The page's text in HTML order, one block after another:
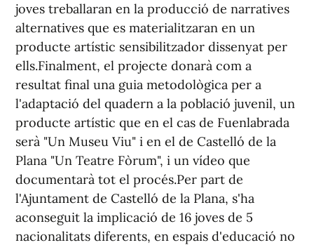
joves treballaran en la producció de narratives
alternatives que es materialitzaran en un
producte artístic sensibilitzador dissenyat per
ells.Finalment, el projecte donarà com a
resultat final una guia metodològica per a
l'adaptació del quadern a la població juvenil, un
producte artístic que en el cas de Fuenlabrada
serà "Un Museu Viu" i en el de Castelló de la
Plana "Un Teatre Fòrum", i un vídeo que
documentarà tot el procés.Per part de
l'Ajuntament de Castelló de la Plana, s'ha
aconseguit la implicació de 16 joves de 5
nacionalitats diferents, en espais d'educació no